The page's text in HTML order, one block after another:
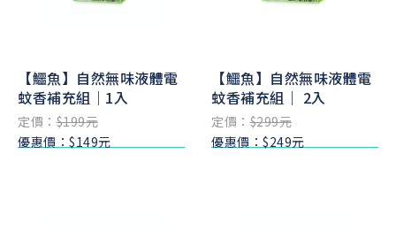
【鱷魚】自然無味液體電
蚊香補充組｜1入
定價：$199元
優惠價：$149元
【鱷魚】自然無味液體電
蚊香補充組｜ 2入
定價：$299元
優惠價：$249元